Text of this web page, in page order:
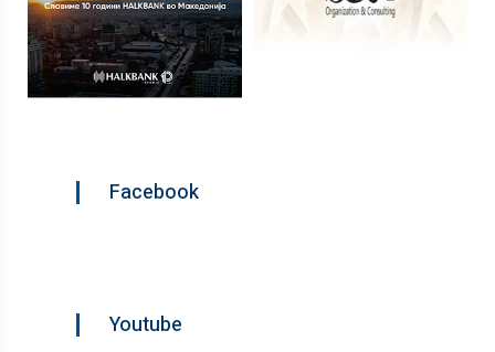
Facebook
Youtube